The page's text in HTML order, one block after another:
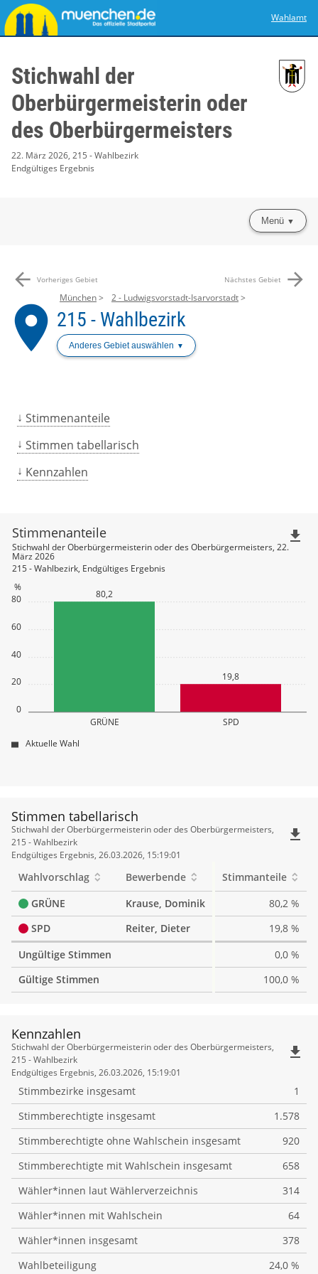
Wahlamt
Stichwahl der
Oberbürgermeisterin oder
des Oberbürgermeisters
22. März 2026, 215 - Wahlbezirk
Endgültiges Ergebnis
Menü
arrow_back Vorheriges Gebiet Nächstes Gebiet arrow_forward
place
München 2 - Ludwigsvorstadt-Isarvorstadt
215 - Wahlbezirk
Anderes Gebiet auswählen
Stimmenanteile
Stimmen tabellarisch
Kennzahlen
0
20
40
60
80
%
GRÜNE SPD
80,2
19,8
Stimmenanteile
Stichwahl der Oberbürgermeisterin oder des Oberbürgermeisters, 22.
März 2026
215 - Wahlbezirk, Endgültiges Ergebnis
Aktuelle Wahl
file_download
Stimmen tabellarisch
Stimmen
tabellarisch
Stichwahl der Oberbürgermeisterin oder des Oberbürgermeisters,
215 - Wahlbezirk
Endgültiges Ergebnis, 26.03.2026, 15:19:01
file_download
Wahlvorschlag Bewerbende
Stimmanteile
GRÜNE
Krause, Dominik
80,2 %
SPD
Reiter, Dieter
19,8 %
Ungültige Stimmen
0,0 %
Gültige Stimmen
100,0 %
Kennzahlen
Kennzahlen
Stichwahl der Oberbürgermeisterin oder des Oberbürgermeisters,
215 - Wahlbezirk
Endgültiges Ergebnis, 26.03.2026, 15:19:01
file_download
Stimmbezirke insgesamt
1
Stimmberechtigte insgesamt
1.578
Stimmberechtigte ohne Wahlschein insgesamt
920
Stimmberechtigte mit Wahlschein insgesamt
658
Wähler*innen laut Wählerverzeichnis
314
Wähler*innen mit Wahlschein
64
Wähler*innen insgesamt
378
Wahlbeteiligung
24,0 %